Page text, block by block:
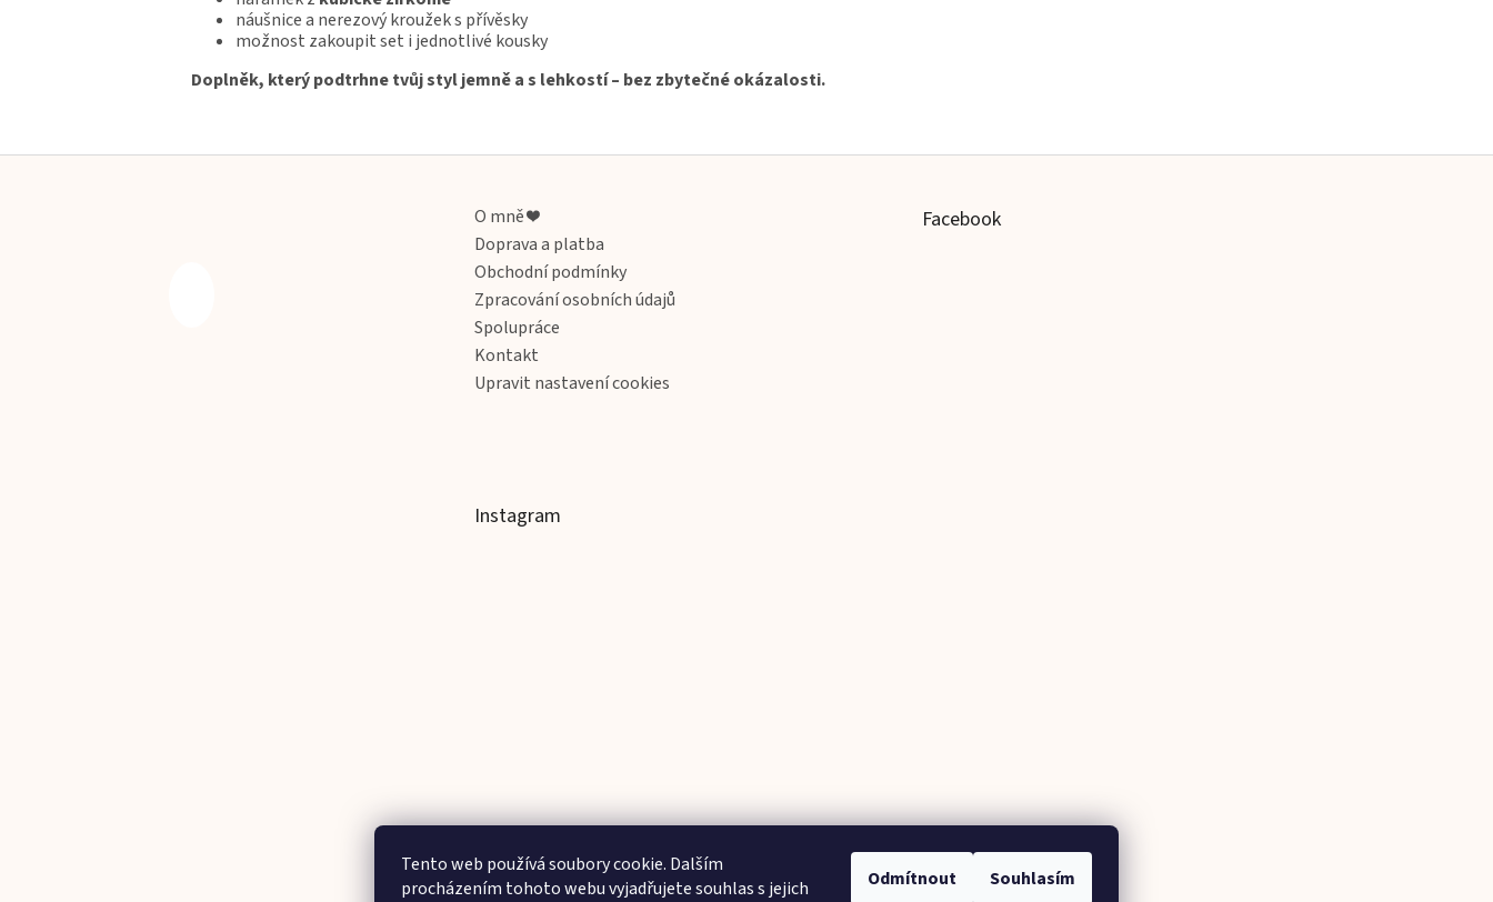
Tento web používá soubory cookie. Dalším
procházením tohoto webu vyjadřujete souhlas s jejich
Odmítnout Souhlasím
náušnice a nerezový kroužek s přívěsky
možnost zakoupit set i jednotlivé kousky
Doplněk, který podtrhne tvůj styl jemně a s lehkostí – bez zbytečné okázalosti.
O mně ❤️
Doprava a platba
Obchodní podmínky
Zpracování osobních údajů
Spolupráce
Kontakt
Upravit nastavení cookies
Facebook
Instagram